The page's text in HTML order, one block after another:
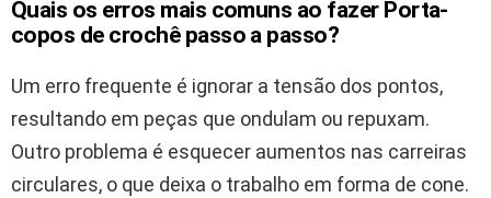
Quais os erros mais comuns ao fazer Porta-
copos de crochê passo a passo?
Um erro frequente é ignorar a tensão dos pontos,
resultando em peças que ondulam ou repuxam.
Outro problema é esquecer aumentos nas carreiras
circulares, o que deixa o trabalho em forma de cone.